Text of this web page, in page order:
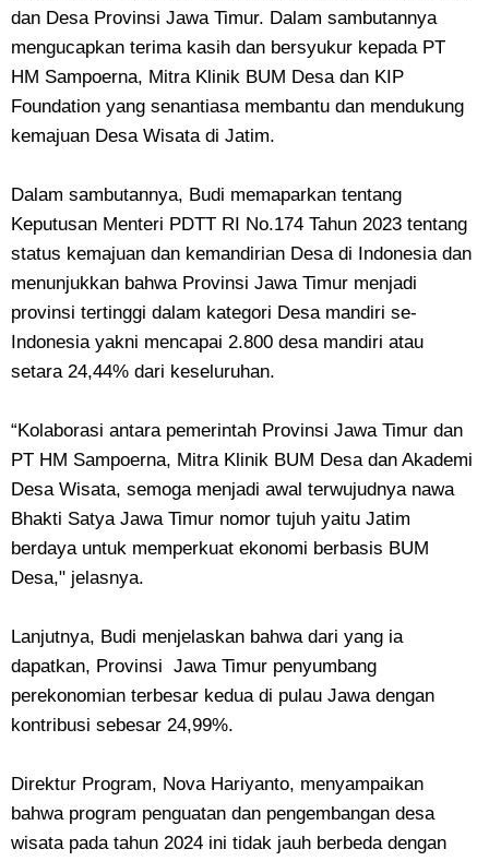
dan Desa Provinsi Jawa Timur. Dalam sambutannya
mengucapkan terima kasih dan bersyukur kepada PT
HM Sampoerna, Mitra Klinik BUM Desa dan KIP
Foundation yang senantiasa membantu dan mendukung
kemajuan Desa Wisata di Jatim.
Dalam sambutannya, Budi memaparkan tentang
Keputusan Menteri PDTT RI No.174 Tahun 2023 tentang
status kemajuan dan kemandirian Desa di Indonesia dan
menunjukkan bahwa Provinsi Jawa Timur menjadi
provinsi tertinggi dalam kategori Desa mandiri se-
Indonesia yakni mencapai 2.800 desa mandiri atau
setara 24,44% dari keseluruhan.
“Kolaborasi antara pemerintah Provinsi Jawa Timur dan
PT HM Sampoerna, Mitra Klinik BUM Desa dan Akademi
Desa Wisata, semoga menjadi awal terwujudnya nawa
Bhakti Satya Jawa Timur nomor tujuh yaitu Jatim
berdaya untuk memperkuat ekonomi berbasis BUM
Desa," jelasnya.
Lanjutnya, Budi menjelaskan bahwa dari yang ia
dapatkan, Provinsi Jawa Timur penyumbang
perekonomian terbesar kedua di pulau Jawa dengan
kontribusi sebesar 24,99%.
Direktur Program, Nova Hariyanto, menyampaikan
bahwa program penguatan dan pengembangan desa
wisata pada tahun 2024 ini tidak jauh berbeda dengan